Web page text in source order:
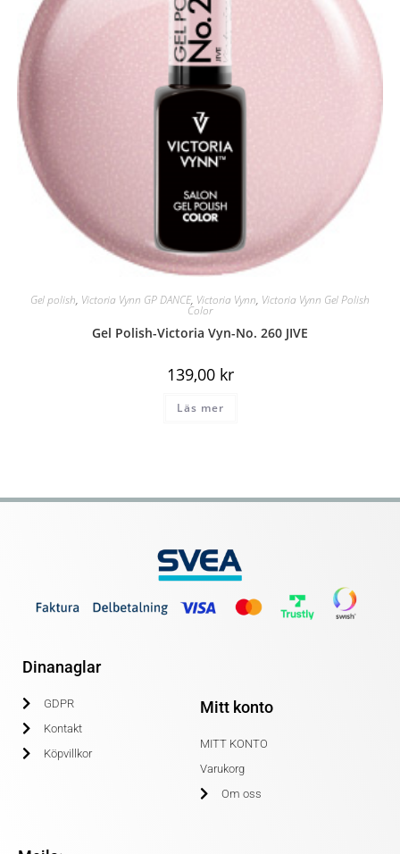
Gel polish, Victoria Vynn GP DANCE, Victoria Vynn, Victoria Vynn Gel Polish
Color
Gel Polish-Victoria Vyn-No. 260 JIVE
139,00 kr
Läs mer
Dinanaglar
GDPR
Kontakt
Köpvillkor
Mitt konto
MITT KONTO
Varukorg
Om oss